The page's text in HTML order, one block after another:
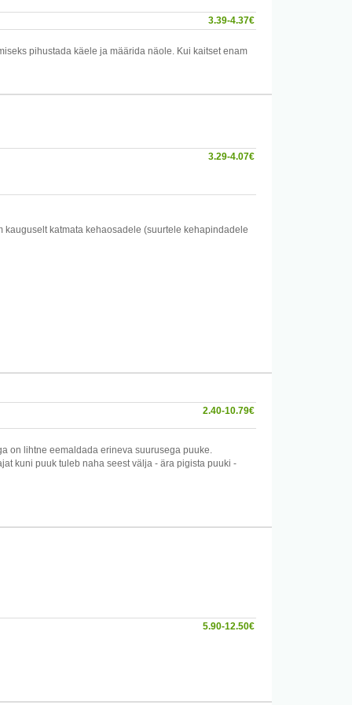
3.39-4.37€
pihustada käele ja määrida näole. Kui kaitset enam
korral. Mitte kasutada kinnistes ruumides. Vältida udu
3.29-4.07€
kauguselt katmata kehaosadele (suurtele kehapindadele
2.40-10.79€
on lihtne eemaldada erineva suurusega puuke.
kuni puuk tuleb naha seest välja - ära pigista puuki -
5.90-12.50€